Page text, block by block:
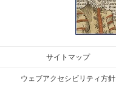
サイトマップ
ウェブアクセシビリティ方針